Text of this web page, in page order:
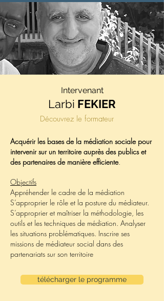
Intervenant
Larbi FEKIER
Découvrez le formateur
Acquérir les bases de la médiation sociale pour
intervenir sur un territoire auprès des publics et
des partenaires de manière efficiente.
Objectifs
Appréhender le cadre de la médiation
S’approprier le rôle et la posture du médiateur.
S’approprier et maîtriser la méthodologie, les
outils et les techniques de médiation. Analyser
les situations problématiques. Inscrire ses
missions de médiateur social dans des
partenariats sur son territoire
télécharger le programme